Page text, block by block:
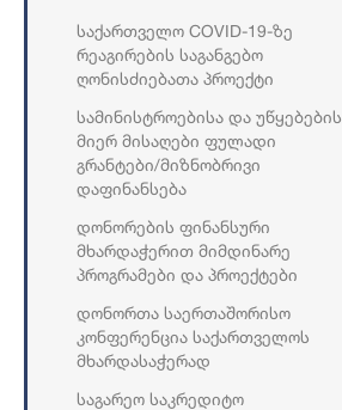
Საქართველო COVID-19-Ზე
Რეაგირების Საგანგებო
Ღონისძიებათა Პროექტი
Სამინისტროებისა Და Უწყებების
Მიერ Მისაღები Ფულადი
Გრანტები/მიზნობრივი
Დაფინანსება
Დონორების Ფინანსური
Მხარდაჭერით Მიმდინარე
Პროგრამები Და Პროექტები
Დონორთა Საერთაშორისო
Კონფერენცია Საქართველოს
Მხარდასაჭერად
Საგარეო Საკრედიტო